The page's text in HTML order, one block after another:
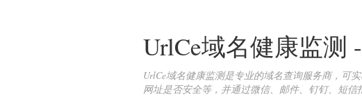
UrlCe域名健康监测
UrlCe域名健康监测是专业的域名查询服务商，可
网址是否安全等，并通过微信、邮件、钉钉、短信